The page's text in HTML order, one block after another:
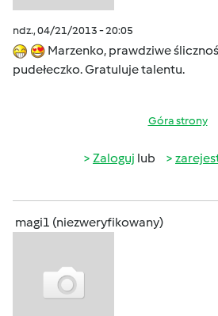
ndz., 04/21/2013 - 20:05
Marzenko, prawdziwe
pudełeczko. Gratuluje talentu.
Góra strony
Zaloguj lub
magi1 (niezweryfikowany)